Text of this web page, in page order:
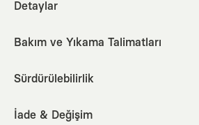
EUR U.K. U.S. M U.S. W
Detaylar
Bakım ve Yıkama Talimatları
Tamburla kurutma önerilmez; doğrudan
Sürdürülebilirlik
Cotton Initiative'in sürdürülebilir pamuk
İade & Değişim